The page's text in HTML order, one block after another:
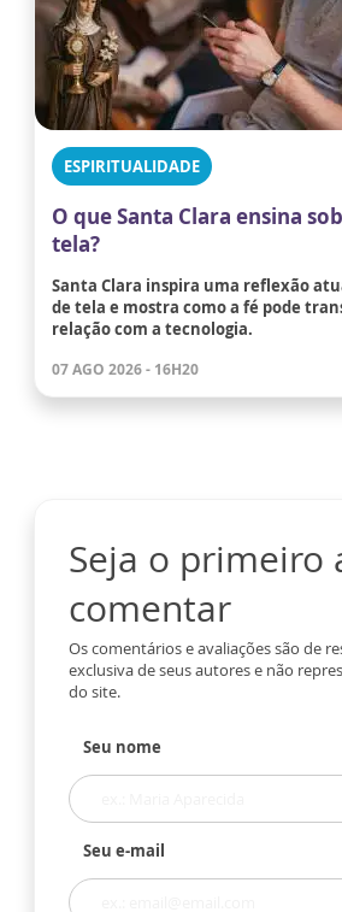
ESPIRITUALIDADE
O que Santa Clara ensina
tela?
Santa Clara inspira uma reflexão
de tela e mostra como a fé pode
relação com a tecnologia.
07 AGO 2026 - 16H20
Seja o primeiro
comentar
Os comentários e avaliações são de
exclusiva de seus autores e não
do site.
Seu nome
Seu e-mail